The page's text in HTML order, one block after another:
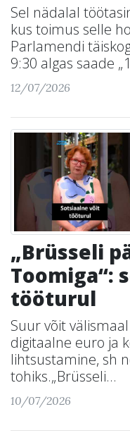
Sel nädalal
kus toimus selle
Parlamendi
9:30 algas saade
12/07/2026
„Brüsseli
Toomiga“:
tööturul
Suur võit
digitaalne euro ja
lihtsustamine, sh
tohiks.„Brüsseli...
10/07/2026